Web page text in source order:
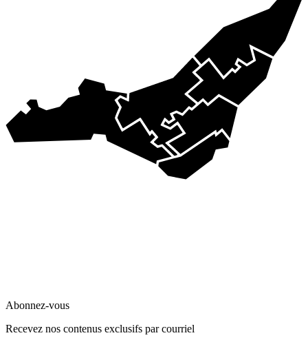
Abonnez-vous
Recevez nos contenus exclusifs par courriel